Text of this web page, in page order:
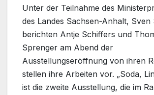
Unter der Teilnahme des
des Landes Sachsen-Anhalt, Sven
berichten Antje Schiffers und
Sprenger am Abend der
Ausstellungseröffnung von ihren
stellen ihre Arbeiten vor. „Soda,
ist die zweite Ausstellung, die im